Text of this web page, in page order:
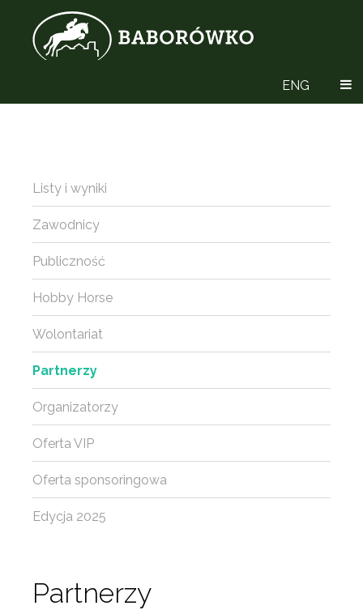
ENG
Partnerzy
Listy i wyniki
Zawodnicy
Publiczność
Hobby Horse
Wolontariat
Partnerzy
Organizatorzy
Oferta VIP
Oferta sponsoringowa
Edycja 2025